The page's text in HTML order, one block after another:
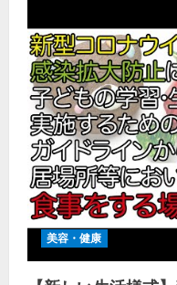
美容・健康